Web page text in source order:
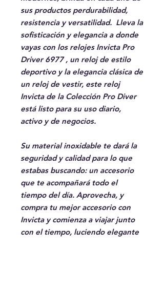
sus productos perdurabilidad,
resistencia y versatilidad. Lleva la
sofisticación y elegancia a donde
vayas con los relojes Invicta Pro
Driver 6977 , un reloj de estilo
deportivo y la elegancia clásica de
un reloj de vestir, este reloj
Invicta de la Colección Pro Diver
está listo para su uso diario,
activo y de negocios.
Su material inoxidable te dará la
seguridad y calidad para lo que
estabas buscando: un accesorio
que te acompañará todo el
tiempo del día. Aprovecha, y
compra tu mejor accesorio con
Invicta y comienza a viajar junto
con el tiempo, luciendo elegante